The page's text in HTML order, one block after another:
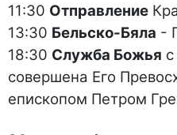
11:30 Отправление
13:30 Бельско-Бяла -
18:30 Служба Божья
совершена Его
епископом Петром